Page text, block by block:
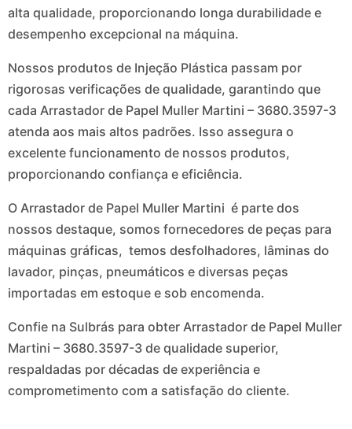
alta qualidade, proporcionando longa durabilidade e
desempenho excepcional na máquina.
Nossos produtos de Injeção Plástica passam por
rigorosas verificações de qualidade, garantindo que
cada Arrastador de Papel Muller Martini – 3680.3597-3
atenda aos mais altos padrões. Isso assegura o
excelente funcionamento de nossos produtos,
proporcionando confiança e eficiência.
O Arrastador de Papel Muller Martini é parte dos
nossos destaque, somos fornecedores de peças para
máquinas gráficas, temos desfolhadores, lâminas do
lavador, pinças, pneumáticos e diversas peças
importadas em estoque e sob encomenda.
Confie na Sulbrás para obter Arrastador de Papel Muller
Martini – 3680.3597-3 de qualidade superior,
respaldadas por décadas de experiência e
comprometimento com a satisfação do cliente.